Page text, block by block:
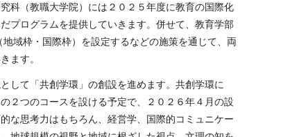
科（教職大学院）には２０２５年度に教育の国際化
プログラムを提供していきます。併せて、教育学部
域枠・国際枠）を設定するなどの施策を通じて、両
ます。
して「共創学環」の創設を進めます。共創学環に
２つのコースを設ける予定で、２０２６年４月の設
な思考力はもちろん、経営学、国際的コミュニケー